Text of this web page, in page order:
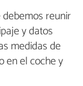
reunir
y datos
medidas de
en el coche y